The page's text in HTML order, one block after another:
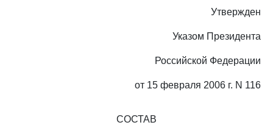
Утвержден
Указом Президента
Российской Федерации
от 15 февраля 2006 г. N 116
СОСТАВ